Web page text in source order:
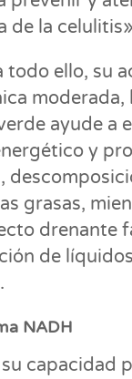
de la
todo ello, su
moderada,
ayude a
y
grasas,
drenante
de
NADH
capacidad